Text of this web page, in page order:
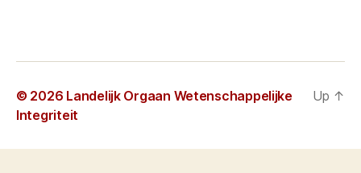
© 2026 Landelijk Orgaan Wetenschappelijke
Integriteit
Up ↑